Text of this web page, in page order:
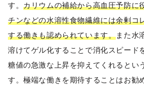
す。カリウムの補給から高血圧予防に
チンなどの水溶性食物繊維には余剰コ
する働きも認められています。また水
溶けてゲル化することで消化スピード
糖値の急激な上昇を抑えてくれるとい
す。極端な働きを期待することはお勧